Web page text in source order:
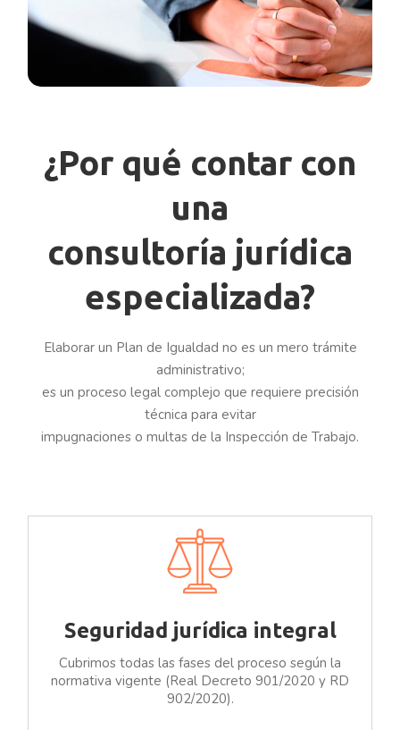
¿Por qué contar con
una
consultoría jurídica
especializada?
Elaborar un Plan de Igualdad no es un mero trámite
administrativo;
es un proceso legal complejo que requiere precisión
técnica para evitar
impugnaciones o multas de la Inspección de Trabajo.
Seguridad jurídica integral
Cubrimos todas las fases del proceso según la
normativa vigente (Real Decreto 901/2020 y RD
902/2020).